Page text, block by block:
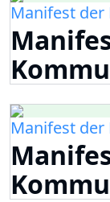
Manifest
Manifest